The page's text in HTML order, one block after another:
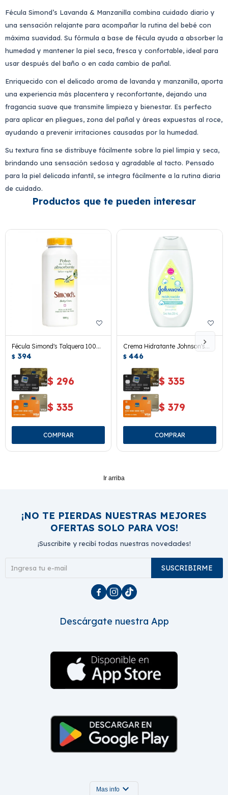
Fécula Simond’s Lavanda & Manzanilla combina cuidado diario y
una sensación relajante para acompañar la rutina del bebé con
máxima suavidad. Su fórmula a base de fécula ayuda a absorber la
humedad y mantener la piel seca, fresca y confortable, ideal para
usar después del baño o en cada cambio de pañal.
Enriquecido con el delicado aroma de lavanda y manzanilla, aporta
una experiencia más placentera y reconfortante, dejando una
fragancia suave que transmite limpieza y bienestar. Es perfecto
para aplicar en pliegues, zona del pañal y áreas expuestas al roce,
ayudando a prevenir irritaciones causadas por la humedad.
Su textura fina se distribuye fácilmente sobre la piel limpia y seca,
brindando una sensación sedosa y agradable al tacto. Pensado
para la piel delicada infantil, se integra fácilmente a la rutina diaria
de cuidado.
Productos que te pueden interesar
Fécula Simond's Talquera 100
Grs.
$ 394
$ 296
$ 335
Crema Hidratante Johnson's
Recién Nacido 200 Ml.
$ 446
$ 335
$ 379
Ir arriba
¡NO TE PIERDAS NUESTRAS MEJORES
OFERTAS SOLO PARA VOS!
¡Suscribite y recibí todas nuestras novedades!
SUSCRIBIRME
  
Descárgate nuestra App
Mas info expand_more